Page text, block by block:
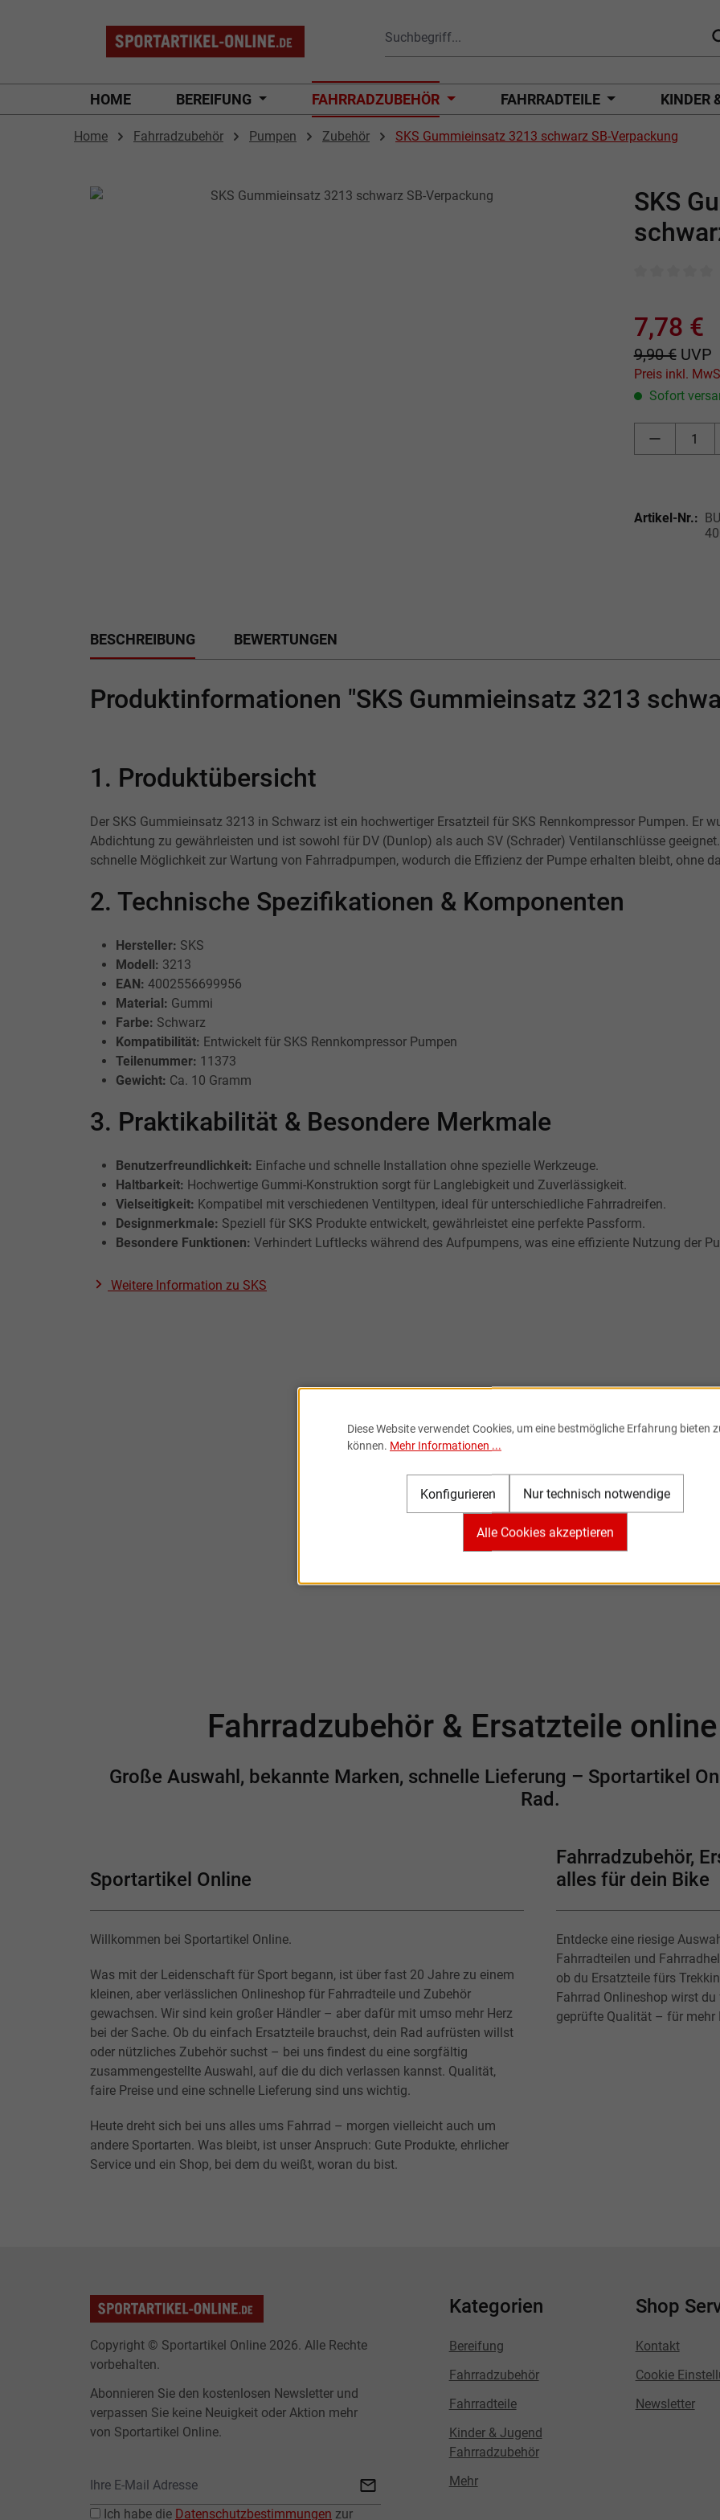
HOME BEREIFUNG FAHRRADZUBEHÖR FAHRRADTEILE KINDER
Home Fahrradzubehör Pumpen Zubehör
SKS Gummieinsatz 3213 schwarz SB-Verpackung
SKS
7,78 €
9,90 € UVP
Sofort
Artikel-Nr.:
BESCHREIBUNG BEWERTUNGEN
Produktinformationen "SKS Gummieinsatz 3213
1. Produktübersicht
Der SKS Gummieinsatz 3213 in Schwarz ist ein hochwertiger Ersatzteil für SKS Rennkompressor Pumpen. Er
Abdichtung zu gewährleisten und ist sowohl für DV (Dunlop) als auch SV (Schrader) Ventilanschlüsse
schnelle Möglichkeit zur Wartung von Fahrradpumpen, wodurch die Effizienz der Pumpe erhalten bleibt, ohne
2. Technische Spezifikationen & Komponenten
Hersteller: SKS
Modell: 3213
EAN: 4002556699956
Material: Gummi
Farbe: Schwarz
Kompatibilität: Entwickelt für SKS Rennkompressor Pumpen
Teilenummer: 11373
Gewicht: Ca. 10 Gramm
3. Praktikabilität & Besondere Merkmale
Benutzerfreundlichkeit: Einfache und schnelle Installation ohne spezielle Werkzeuge.
Haltbarkeit: Hochwertige Gummi-Konstruktion sorgt für Langlebigkeit und Zuverlässigkeit.
Vielseitigkeit: Kompatibel mit verschiedenen Ventiltypen, ideal für unterschiedliche Fahrradreifen.
Designmerkmale: Speziell für SKS Produkte entwickelt, gewährleistet eine perfekte Passform.
Besondere Funktionen: Verhindert Luftlecks während des Aufpumpens, was eine effiziente Nutzung der
Weitere Information zu SKS
Newsletter
Ich habe dieDatenschutzbestimmungenzur Kenntnis
Fahrradzubehör & Ersatzteile
Große Auswahl, bekannte Marken, schnelle Lieferung – Sportartikel
Rad.
Sportartikel Online
Willkommen bei Sportartikel Online.
Was mit der Leidenschaft für Sport begann, ist über fast 20 Jahre zu einem
kleinen, aber verlässlichen Onlineshop für Fahrradteile und Zubehör
gewachsen. Wir sind kein großer Händler – aber dafür mit umso mehr Herz
bei der Sache. Ob du einfach Ersatzteile brauchst, dein Rad aufrüsten willst
oder nützliches Zubehör suchst – bei uns findest du eine sorgfältig
zusammengestellte Auswahl, auf die du dich verlassen kannst. Qualität,
faire Preise und eine schnelle Lieferung sind uns wichtig.
Heute dreht sich bei uns alles ums Fahrrad – morgen vielleicht auch um
andere Sportarten. Was bleibt, ist unser Anspruch: Gute Produkte, ehrlicher
Service und ein Shop, bei dem du weißt, woran du bist.
Fahrradzubehör,
alles für dein Bike
Entdecke eine riesige
Fahrradteilen und
ob du Ersatzteile fürs
Fahrrad Onlineshop wirst
geprüfte Qualität – für mehr
Copyright © Sportartikel Online 2026. Alle Rechte
vorbehalten.
Abonnieren Sie den kostenlosen Newsletter und
verpassen Sie keine Neuigkeit oder Aktion mehr
von Sportartikel Online.
Ich habe die Datenschutzbestimmungen zur
Kategorien
Bereifung
Fahrradzubehör
Fahrradteile
Kinder & Jugend
Fahrradzubehör
Mehr
Shop
Kontakt
Cookie
Newsletter
Diese Website verwendet Cookies, um eine bestmögliche Erfahrung bieten
können. Mehr Informationen ...
Nur technisch notwendige
Konfigurieren
Alle Cookies akzeptieren